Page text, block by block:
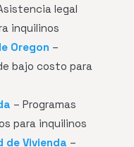
legal
inquilinos
Oregon –
bajo costo para
– Programas
para inquilinos
de Vivienda –